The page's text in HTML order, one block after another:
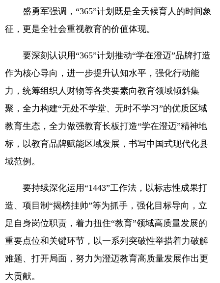
盛勇军强调，“365”计划既是全天候育人的时间象
征，更是全社会重视教育的价值体现。
要深刻认识用“365”计划推动“学在澄迈”品牌打造
作为核心导向，进一步提升认知水平，强化行动能
力，统筹组织人财物等各类要素向教育领域倾斜集
聚，全力构建“无处不学堂、无时不学习”的优质区域
教育生态，全力做强教育长板打造“学在澄迈”精神地
标，以教育品牌赋能区域发展，书写中国式现代化县
域范例。
要持续深化运用“1443”工作法，以标志性成果打
造、项目制“揭榜挂帅”等为抓手，强化目标导向，立
足自身岗位职责，着力扭住“教育”领域高质量发展的
重要点位和关键环节，以一系列突破性举措着力破解
难题、打开局面，努力为澄迈教育高质量发展作出更
大贡献。